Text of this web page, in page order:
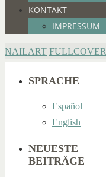
KONTAKT
IMPRESSUM
HOME
NAILART FULLCOVER
SPRACHE
Español
English
NEUESTE
BEITRÄGE